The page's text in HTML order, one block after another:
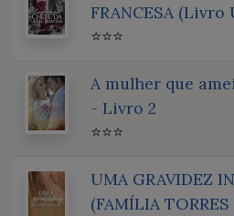
FRANCESA (Livro
⭐⭐⭐
A mulher que
- Livro 2
⭐⭐⭐
UMA GRAVIDEZ
(FAMÍLIA